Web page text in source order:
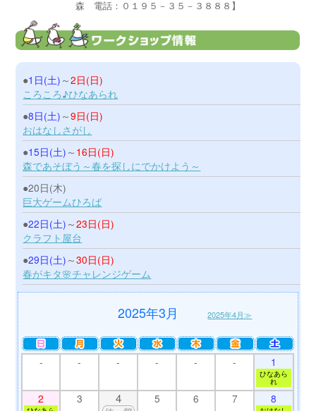
森 電話：０１９５－３５－３８８８】
●1日(土) ～2日(日)
ころころ♪ひなあられ
●8日(土) ～9日(日)
おはなしさがし
●15日(土) ～ 16日(日)
森であそぼう～春を探しにでかけよう～
●20日(木)
巨大ゲームひろば
●22日(土) ～23日(日)
クラフト屋台
●29日(土) ～30日(日)
春がキタ🌸チャレンジゲーム
2025年3月2025年4月≫
- - - - - - 1
ひなあら
れ
2 3 4 5 6 7 8